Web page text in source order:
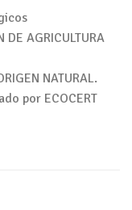
DE AGRICULTURA
NATURAL.
por ECOCERT